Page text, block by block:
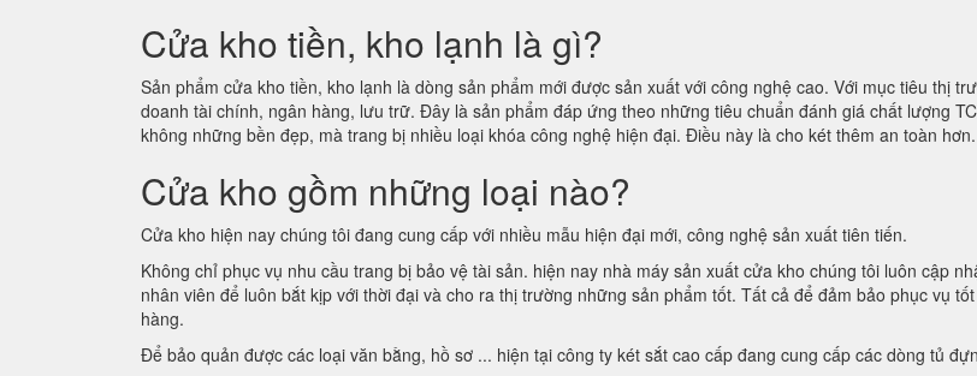
Cửa kho tiền, kho lạnh là gì?
Sản phẩm cửa kho tiền, kho lạnh là dòng sản phẩm mới được sản xuất với công nghệ cao. Với mục tiêu thị
doanh tài chính, ngân hàng, lưu trữ. Đây là sản phẩm đáp ứng theo những tiêu chuẩn đánh giá chất lượng
không những bền đẹp, mà trang bị nhiều loại khóa công nghệ hiện đại. Điều này là cho két thêm an toàn hơn.
Cửa kho gồm những loại nào?
Cửa kho hiện nay chúng tôi đang cung cấp với nhiều mẫu hiện đại mới, công nghệ sản xuất tiên tiến.
Không chỉ phục vụ nhu cầu trang bị bảo vệ tài sản. hiện nay nhà máy sản xuất cửa kho chúng tôi luôn cập
nhân viên để luôn bắt kịp với thời đại và cho ra thị trường những sản phẩm tốt. Tất cả để đảm bảo phục vụ
hàng.
Để bảo quản được các loại văn bằng, hồ sơ ... hiện tại công ty két sắt cao cấp đang cung cấp các dòng tủ